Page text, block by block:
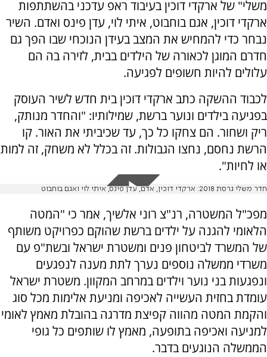
משלי" של ארקדי דוכין בעיבוד ראפ עדכני בהשתתפות
ארקדי דוכין, אגם בוחבוט, איתי לוי, עדן פינס ואדם. השיר
נבחר כדי להמחיש את המצב בעידן הנוכחי שבו הפך גם
חדרם המוגן לכאורה של הילדים בבית, לזירה בה הם
עלולים להיות חשופים לפגיעה.
לכבוד ההשקה כתב ארקדי דוכין בית חדש לשיר העוסק
בפגיעה בילדים ונוער ברשת, שמילותיו: "והחדר מנותק,
ריק ושחור. הם צחקו כל כך, עד שכיביתי את האור. קו
הרשת נחסם, נחצו הגבולות. זה בכלל לא משחק, זה למות
או לחיות".
חדר משלי גרסת 2018: ארקדי דוכין, אדם, עדן פינס, איתי לוי ואגם בוחבוט
מפכ"ל המשטרה, רנ"צ רוני אלשיך, אמר כי "המטה
הלאומי להגנה על ילדים ברשת שהוקם כפרויקט משותף
של המשרד לביטחון פנים ומשטרת ישראל ובשת"פ עם
משרדי ממשלה נוספים נערך לתת מענה לנפגעים
ונפגעות בני נוער וילדים במרחב המקוון. משטרת ישראל
עומדת בחזית העשייה לאכיפה ומניעת אלימות מכל סוג
והקמת המטה מהווה קפיצת מדרגה בהובלת מאמץ לאומי
למניעה ואכיפה בתופעה, מאמץ לו שותפים כל גופי
הממשלה הנוגעים בדבר.